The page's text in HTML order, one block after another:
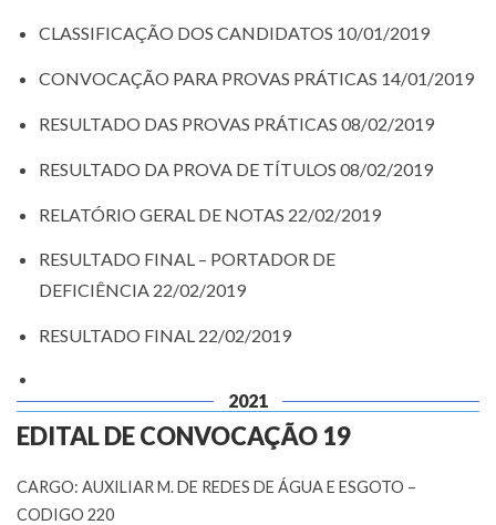
CLASSIFICAÇÃO DOS CANDIDATOS 10/01/2019
CONVOCAÇÃO PARA PROVAS PRÁTICAS 14/01/2019
RESULTADO DAS PROVAS PRÁTICAS 08/02/2019
RESULTADO DA PROVA DE TÍTULOS 08/02/2019
RELATÓRIO GERAL DE NOTAS 22/02/2019
RESULTADO FINAL – PORTADOR DE
DEFICIÊNCIA 22/02/2019
RESULTADO FINAL 22/02/2019
2021
EDITAL DE CONVOCAÇÃO 19
CARGO: AUXILIAR M. DE REDES DE ÁGUA E ESGOTO –
CODIGO 220